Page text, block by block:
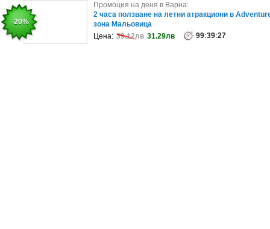
-53%
Промоция на деня в София:
Професионална семейна фотосесия в студио
или на открито
Цена: 189.77лв 89.67лв 99:39:31
-20%
Промоция на деня в Варна:
2 часа ползване на летни атракциони в
зона Мальовица
Цена: 39.12лв 31.29лв 99:39:27